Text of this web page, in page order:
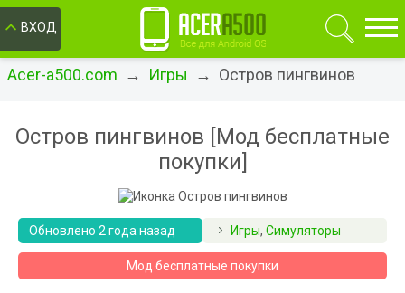
ВХОД
Acer-a500.com → Игры → Остров пингвинов
Остров пингвинов [Мод бесплатные
покупки]
Обновлено 2 года назад Игры, Симуляторы
Мод бесплатные покупки